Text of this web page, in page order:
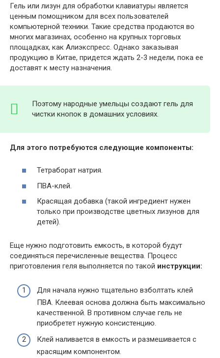
Гель или лизун для обработки клавиатуры является
ценным помощником для всех пользователей
компьютерной техники. Такие средства продаются во
многих магазинах, особенно на крупных торговых
площадках, как Алиэкспресс. Однако заказывая
продукцию в Китае, придется ждать 2-3 недели, пока ее
доставят к месту назначения.
Поэтому народные умельцы создают гель для
чистки кнопок в домашних условиях.
Для этого потребуются следующие компоненты:
Тетраборат натрия.
ПВА-клей.
Красящая добавка (такой ингредиент нужен
только при производстве цветных лизунов для
детей).
Еще нужно подготовить емкость, в которой будут
соединяться перечисленные вещества. Процесс
приготовления геля выполняется по такой инструкции:
Для начала нужно тщательно взболтать клей
ПВА. Клеевая основа должна быть максимально
качественной. В противном случае гель не
приобретет нужную консистенцию.
Клей наливается в емкость и размешивается с
красящим компонентом.